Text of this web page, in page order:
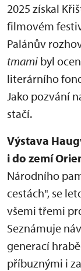
2025 získal
filmovém
Palánův
tmami byl
literárního
Jako pozvání
stačí.
Výstava
i do zemí
Národního
cestách", se
všemi třemi
Seznámuje
generací
příbuznými i